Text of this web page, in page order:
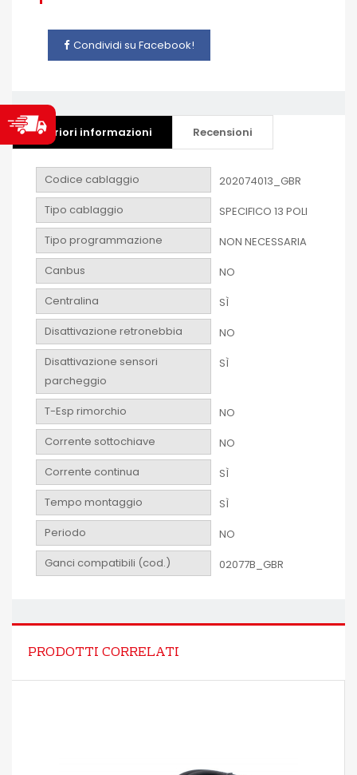
Condividi su Facebook!
Ulteriori informazioni Recensioni
Codice cablaggio
202074013_GBR
Tipo cablaggio
SPECIFICO 13 POLI
Tipo programmazione
NON NECESSARIA
Canbus
NO
Centralina
SÌ
Disattivazione retronebbia
NO
Disattivazione sensori
parcheggio
SÌ
T-Esp rimorchio
NO
Corrente sottochiave
NO
Corrente continua
SÌ
Tempo montaggio
SÌ
Periodo
NO
Ganci compatibili (cod.)
02077B_GBR
PRODOTTI CORRELATI